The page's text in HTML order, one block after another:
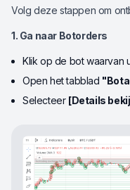
Volg deze stappen om
1. Ga naar Botorders
Klik op de bot waarvan
Open het tabblad
Selecteer [Details